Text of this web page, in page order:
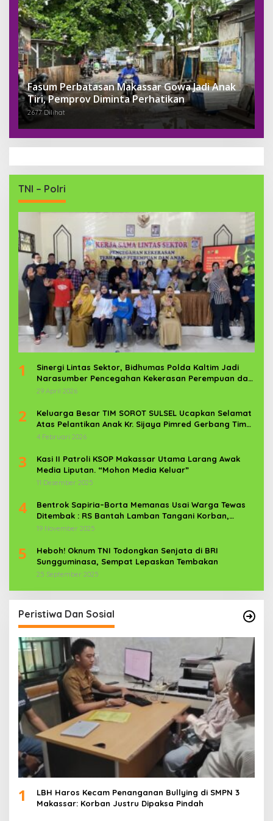
Fasum Perbatasan Makassar Gowa Jadi Anak
Tiri, Pemprov Diminta Perhatikan
2677 Dilihat
TNI – Polri
1
Sinergi Lintas Sektor, Bidhumas Polda Kaltim Jadi
Narasumber Pencegahan Kekerasan Perempuan dan
Anak
29 April 2026
2
Keluarga Besar TIM SOROT SULSEL Ucapkan Selamat
Atas Pelantikan Anak Kr. Sijaya Pimred Gerbang Timur
News Com Sebagai Prajurit TNI
4 Februari 2026
3
Kasi II Patroli KSOP Makassar Utama Larang Awak
Media Liputan. “Mohon Media Keluar”
11 Desember 2025
4
Bentrok Sapiria–Borta Memanas Usai Warga Tewas
Ditembak : RS Bantah Lamban Tangani Korban,
Aparat TNI-POLRI Dikerahkan
19 November 2025
5
Heboh! Oknum TNI Todongkan Senjata di BRI
Sungguminasa, Sempat Lepaskan Tembakan
25 September 2025
Peristiwa Dan Sosial
1
LBH Haros Kecam Penanganan Bullying di SMPN 3
Makassar: Korban Justru Dipaksa Pindah